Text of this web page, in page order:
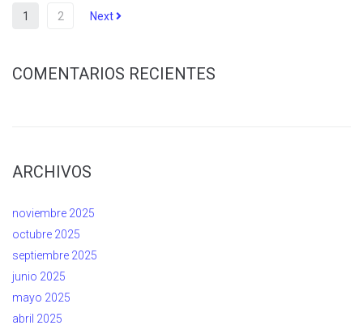
1 2 Next
COMENTARIOS RECIENTES
ARCHIVOS
noviembre 2025
octubre 2025
septiembre 2025
junio 2025
mayo 2025
abril 2025